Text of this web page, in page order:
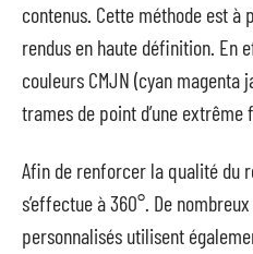
contenus. Cette méthode est
rendus en haute définition. En
couleurs CMJN (cyan magenta
trames de point d’une extrême
Afin de renforcer la qualité du
s’effectue à 360°. De
personnalisés utilisent